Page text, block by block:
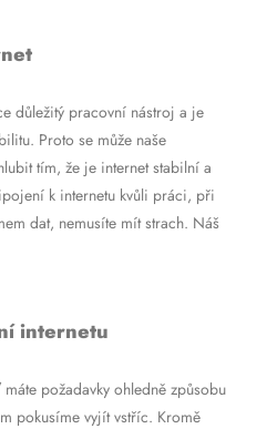
důležitý pracovní nástroj a je
Proto se může naše
tím, že je internet stabilní a
k internetu kvůli práci, při
dat, nemusíte mít strach. Náš
internetu
požadavky ohledně způsobu
pokusíme vyjít vstříc. Kromě